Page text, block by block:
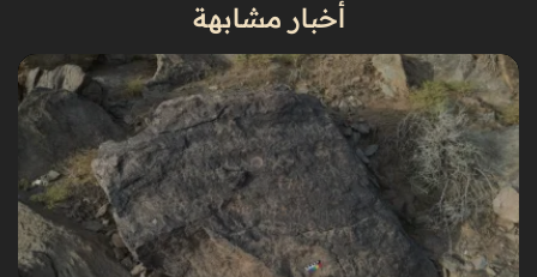
أخبار مشابهة